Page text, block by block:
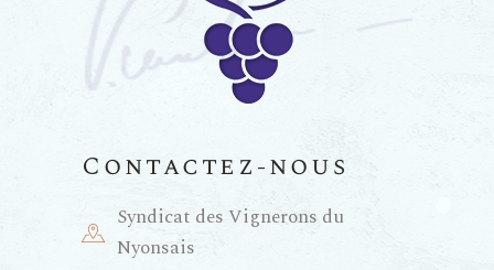
Contactez-nous
Syndicat des Vignerons du
Nyonsais